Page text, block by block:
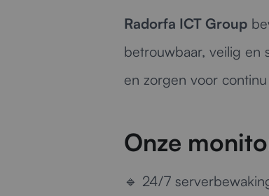
Radorfa ICT Group
betrouwbaar, veilig en
en zorgen voor
Onze
🔹 24/7